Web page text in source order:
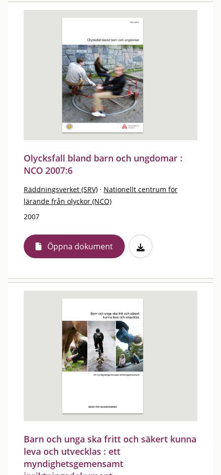
Olycksfall bland barn och ungdomar :
NCO 2007:6
Räddningsverket (SRV) · Nationellt centrum för
lärande från olyckor (NCO)
2007
Öppna dokument
Barn och unga ska fritt och säkert kunna
leva och utvecklas : ett
myndighetsgemensamt